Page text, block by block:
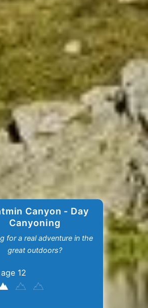
Canyon - Day
Canyoning
for a real adventure in the
great outdoors?
12